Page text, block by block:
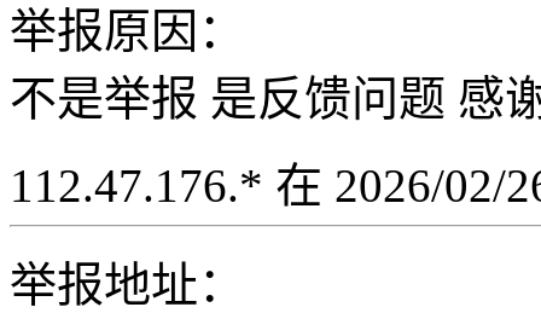
举报原因：
不是举报 是反馈问题 感
112.47.176.* 在 2026/02/
举报地址：